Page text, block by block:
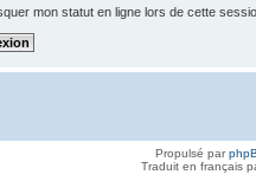
mon statut en ligne lors de cette
Propulsé par
Traduit en français